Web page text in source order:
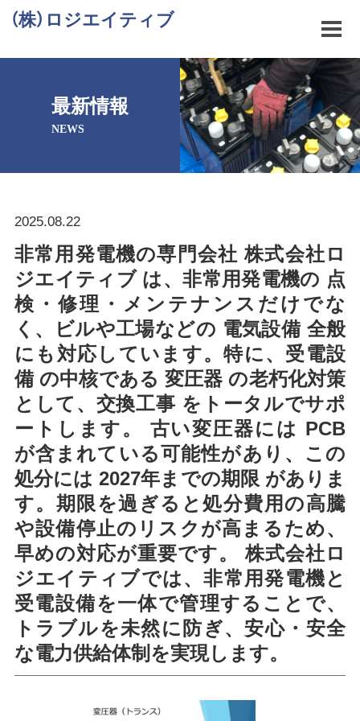
（株）ロジエイティブ
最新情報
NEWS
2025.08.22
非常用発電機の専門会社 株式会社ロ
ジエイティブ は、非常用発電機の 点
検・修理・メンテナンスだけでな
く、ビルや工場などの 電気設備 全般
にも対応しています。特に、受電設
備 の中核である 変圧器 の老朽化対策
として、交換工事 をトータルでサポ
ートします。 古い変圧器には PCB
が含まれている可能性があり、この
処分には 2027年までの期限 がありま
す。期限を過ぎると処分費用の高騰
や設備停止のリスクが高まるため、
早めの対応が重要です。 株式会社ロ
ジエイティブでは、非常用発電機と
受電設備を一体で管理することで、
トラブルを未然に防ぎ、安心・安全
な電力供給体制を実現します。